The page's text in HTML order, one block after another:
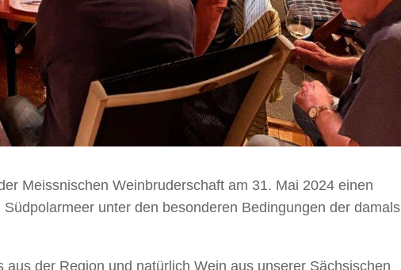
Meissnischen Weinbruderschaft am 31. Mai 2024 einen
unter den besonderen Bedingungen der damals
der Region und natürlich Wein aus unserer Sächsischen